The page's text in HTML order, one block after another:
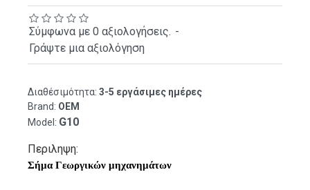
Διαθέσιμότητα: 3-5 εργάσιμες ημέρες
Brand: OEM
Model: G10
Σύμφωνα με 0 αξιολογήσεις. -
Γράψτε μια αξιολόγηση
Περιληψη:
Σήμα Γεωργικών μηχανημάτων